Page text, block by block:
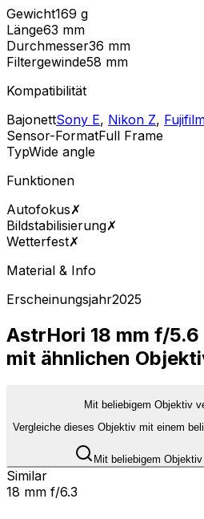
Gewicht169 g
Länge63 mm
Durchmesser36 mm
Filtergewinde58 mm
Kompatibilität
BajonettSony E, Nikon Z,
Sensor-FormatFull Frame
TypWide angle
Funktionen
Autofokus✗
Bildstabilisierung✗
Wetterfest✗
Material & Info
Erscheinungsjahr2025
AstrHori 18 mm f/
mit ähnlichen
Mit beliebigem Objektiv
Vergleiche dieses Objektiv mit einem
Mit beliebigem
Similar
18 mm f/6.3